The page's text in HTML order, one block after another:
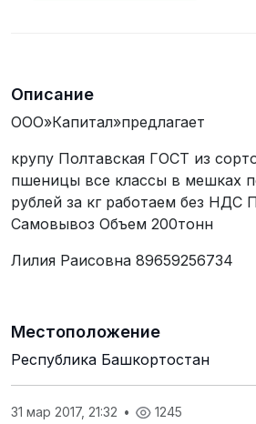
Описание
ООО»Капитал»предлагает
крупу Полтавская ГОСТ из
пшеницы все классы в мешках
рублей за кг работаем без НДС
Самовывоз Объем 200тонн
Лилия Раисовна 89659256734
Местоположение
Республика Башкортостан
31 мар 2017, 21:32 • 1245